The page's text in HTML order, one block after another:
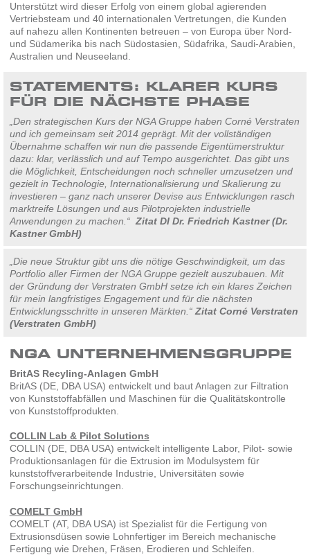
Unterstützt wird dieser Erfolg von einem global agierenden
Vertriebsteam und 40 internationalen Vertretungen, die Kunden
auf nahezu allen Kontinenten betreuen – von Europa über Nord-
und Südamerika bis nach Südostasien, Südafrika, Saudi-Arabien,
Australien und Neuseeland.
STATEMENTS: KLARER KURS
FÜR DIE NÄCHSTE PHASE
„Den strategischen Kurs der NGA Gruppe haben Corné Verstraten
und ich gemeinsam seit 2014 geprägt. Mit der vollständigen
Übernahme schaffen wir nun die passende Eigentümerstruktur
dazu: klar, verlässlich und auf Tempo ausgerichtet. Das gibt uns
die Möglichkeit, Entscheidungen noch schneller umzusetzen und
gezielt in Technologie, Internationalisierung und Skalierung zu
investieren – ganz nach unserer Devise aus Entwicklungen rasch
marktreife Lösungen und aus Pilotprojekten industrielle
Anwendungen zu machen.“ Zitat DI Dr. Friedrich Kastner (Dr.
Kastner GmbH)
„Die neue Struktur gibt uns die nötige Geschwindigkeit, um das
Portfolio aller Firmen der NGA Gruppe gezielt auszubauen. Mit
der Gründung der Verstraten GmbH setze ich ein klares Zeichen
für mein langfristiges Engagement und für die nächsten
Entwicklungsschritte in unseren Märkten.“Zitat Corné Verstraten
(Verstraten GmbH)
NGA UNTERNEHMENSGRUPPE
BritAS Recyling-Anlagen GmbH
BritAS (DE, DBA USA) entwickelt und baut Anlagen zur Filtration
von Kunststoffabfällen und Maschinen für die Qualitätskontrolle
von Kunststoffprodukten.
COLLIN Lab & Pilot Solutions
COLLIN (DE, DBA USA) entwickelt intelligente Labor, Pilot- sowie
Produktionsanlagen für die Extrusion im Modulsystem für
kunststoffverarbeitende Industrie, Universitäten sowie
Forschungseinrichtungen.
COMELT GmbH
COMELT (AT, DBA USA) ist Spezialist für die Fertigung von
Extrusionsdüsen sowie Lohnfertiger im Bereich mechanische
Fertigung wie Drehen, Fräsen, Erodieren und Schleifen.